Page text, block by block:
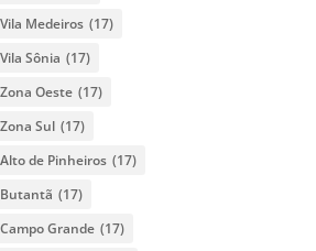
Medeiros (17)
Sônia (17)
Oeste (17)
Sul (17)
de Pinheiros (17)
(17)
Grande (17)